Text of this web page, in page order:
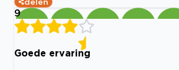
delen
9
Goede ervaring